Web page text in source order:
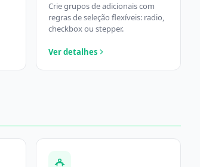
Crie grupos de adicionais com
regras de seleção flexíveis: radio,
checkbox ou stepper.
Ver detalhes